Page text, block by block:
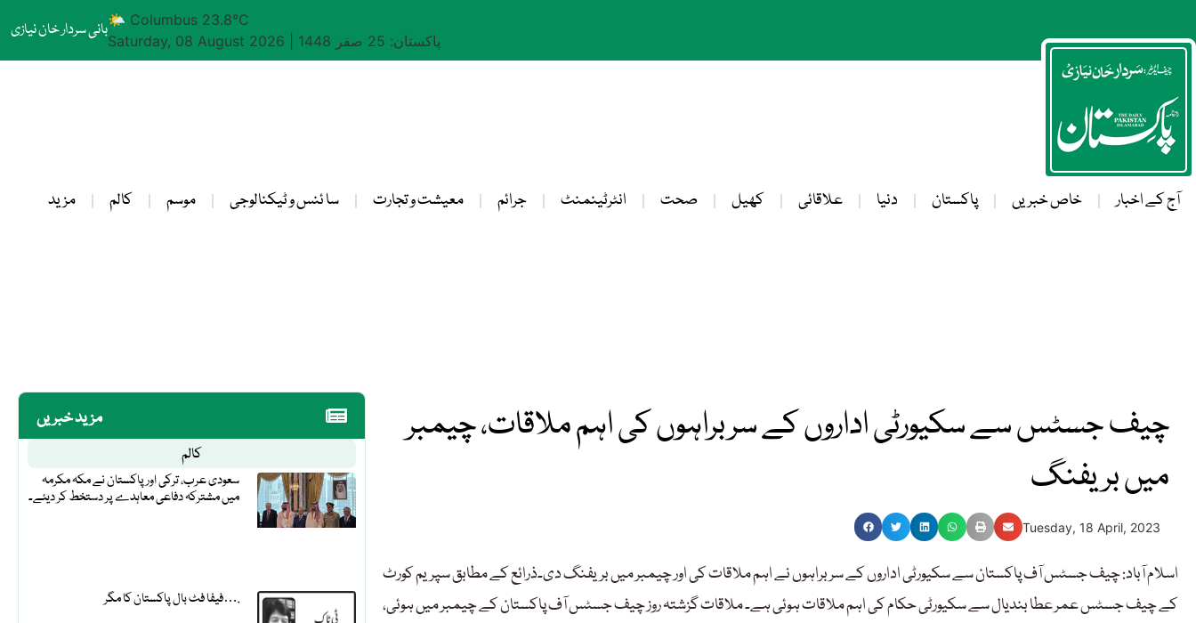
بانی سردار خان نیازی🌤 Columbus 23.8°C
Saturday, 08 August 2026
پاکستان: 25 صفر 1448
آج کے اخبار خاص خبریں پاکستان دنیا علاقائی کھیل صحت انٹرٹینمنٹ جرائم معیشت و تجارت سا ئنس و ٹیکنالوجی موسم کالم مزید
مزید خبریں
کالم
سعودی عرب، ترکی اور پاکستان نے مکہ مکرمہ
میں مشترکہ دفاعی معاہدے پر دستخط کر دیئے۔
فیفا فٹ بال پاکستان کا مگر….
چیف جسٹس سے سکیورٹی اداروں کے سربراہوں کی اہم ملاقات، چیمبر
میں بریفنگ
Tuesday, 18 April, 2023
اسلام آباد: چیف جسٹس آف پاکستان سے سکیورٹی اداروں کے سربراہوں نے اہم ملاقات کی اور چیمبر میں بریفنگ دی۔ذرائع کے مطابق سپریم کورٹ
کے چیف جسٹس عمر عطا بندیال سے سکیورٹی حکام کی اہم ملاقات ہوئی ہے۔ ملاقات گزشتہ روز چیف جسٹس آف پاکستان کے چیمبر میں ہوئی،